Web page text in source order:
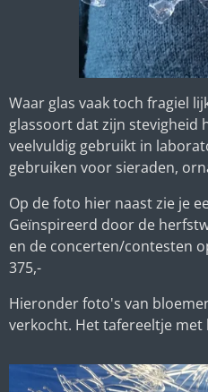
Waar glas vaak toch fragiel
glassoort dat zijn stevigheid
veelvuldig gebruikt in
gebruiken voor sieraden,
Op de foto hier naast zie je
Geïnspireerd door de
en de concerten/contesten
375,-
Hieronder foto's van
verkocht. Het tafereeltje met